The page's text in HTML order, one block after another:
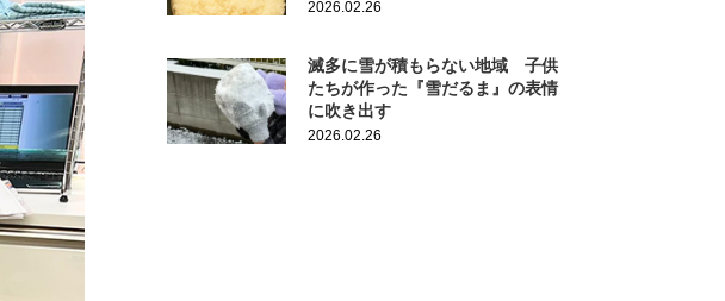
2026.02.26
滅多に雪が積もらない地域 子供
たちが作った『雪だるま』の表情
に吹き出す
2026.02.26